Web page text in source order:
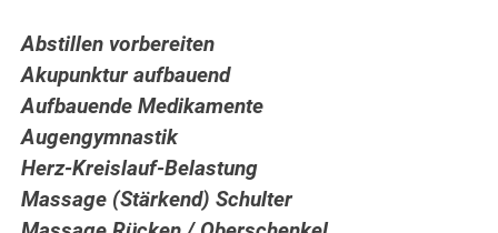
Abstillen vorbereiten
Akupunktur aufbauend
Aufbauende Medikamente
Augengymnastik
Herz-Kreislauf-Belastung
Massage (Stärkend) Schulter